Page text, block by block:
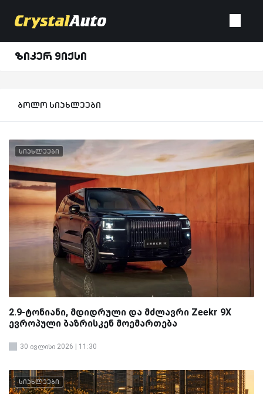
ზიკერ 9იქსი
ბოლო სიახლეები
სიახლეები
2.9-ტონიანი, მდიდრული და მძლავრი Zeekr 9X
ევროპული ბაზრისკენ მოემართება
30 ივლისი 2026 | 11:30
სიახლეები